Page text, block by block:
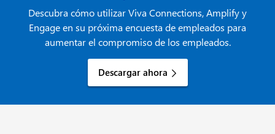
Descubra cómo utilizar Viva Connections, Amplify y
Engage en su próxima encuesta de empleados para
aumentar el compromiso de los empleados.
Descargar ahora